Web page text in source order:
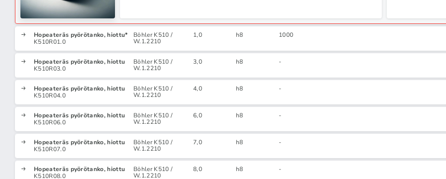
Hopeateräs pyörötanko, hiottu*
K510R01.0
Böhler K510 /
W.1.2210
1,0 h8 1000
Hopeateräs pyörötanko, hiottu
K510R03.0
Böhler K510 /
W.1.2210
3,0 h8 -
Hopeateräs pyörötanko, hiottu
K510R04.0
Böhler K510 /
W.1.2210
4,0 h8 -
Hopeateräs pyörötanko, hiottu
K510R06.0
Böhler K510 /
W.1.2210
6,0 h8 -
Hopeateräs pyörötanko, hiottu
K510R07.0
Böhler K510 /
W.1.2210
7,0 h8 -
Hopeateräs pyörötanko, hiottu
K510R08.0
Böhler K510 /
W.1.2210
8,0 h8 -